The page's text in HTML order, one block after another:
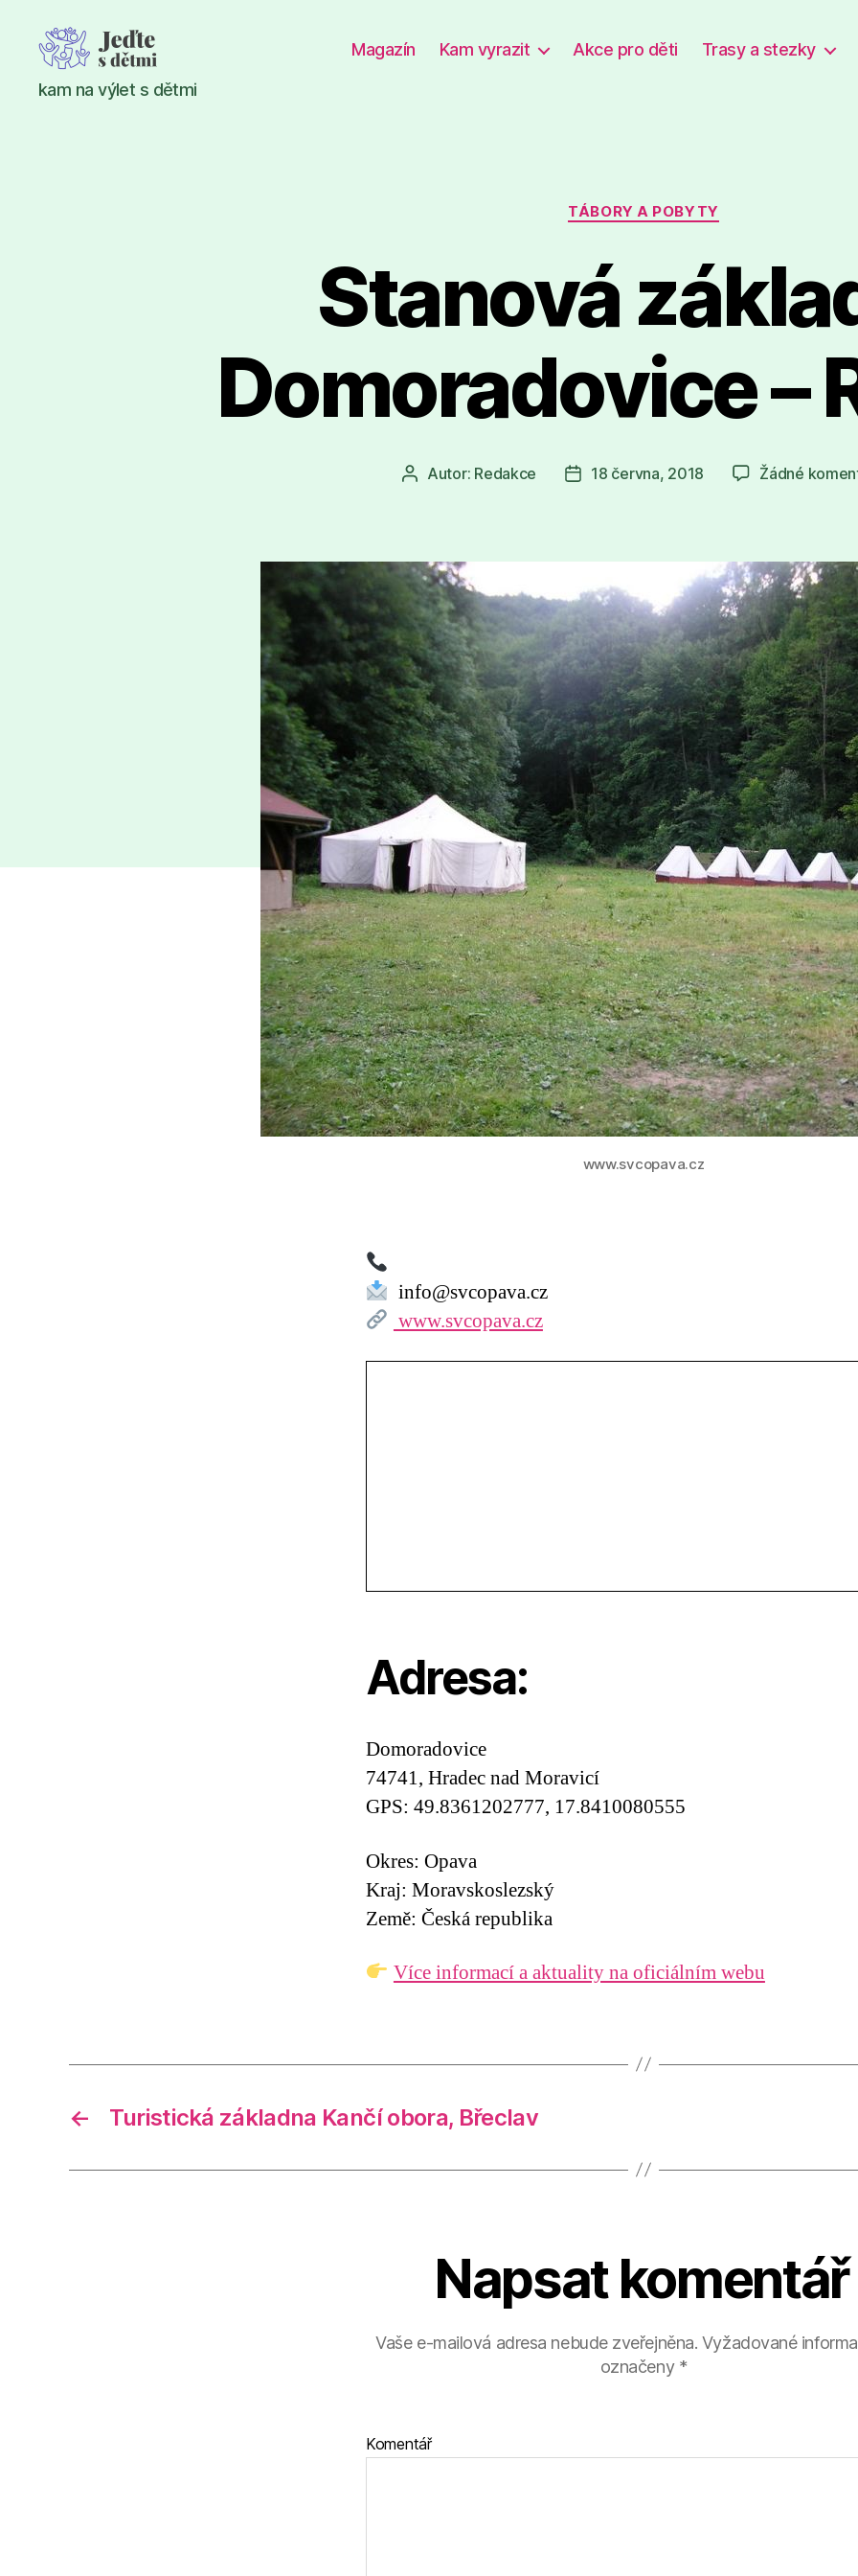
Jeďte
s
kam na výlet s dětmi
Magazín Kam vyrazit Akce pro děti Trasy a stezky
Rubriky
TÁBORY A POBYTY
Stanová
Domoradovice –
AutorAutor: Redakce
Datum
18 června, 2018 Žádné
www.svcopava.cz
info@svcopava.cz
www.svcopava.cz
Adresa:
Domoradovice
74741, Hradec nad Moravicí
GPS: 49.8361202777, 17.8410080555
Okres: Opava
Kraj: Moravskoslezský
Země: Česká republika
Více informací a aktuality na oficiálním webu
← Turistická základna Kančí obora, Břeclav
Napsat komentář
Vaše e-mailová adresa nebude zveřejněna. Vyžadované
označeny *
Komentář